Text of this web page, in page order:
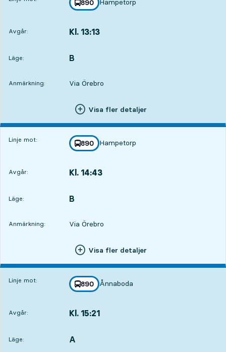
linje
890
mot
Hampetorp
,
Avgår: Kl. 13:13
Läge:
LÄGE, B
,
Anmärkning: Via Örebro
Visa fler detaljer
Linje mot: linje
890
mot
Hampetorp
,
Avgår: Kl. 14:43
Läge:
LÄGE, B
,
Anmärkning: Via Örebro
Visa fler detaljer
Linje mot: linje
890
mot
Ånnaboda
,
Avgår: Kl. 15:21
Läge:
LÄGE, A
,